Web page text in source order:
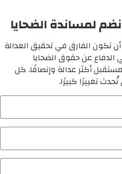
لمساندة الضحايا
تكون الفارق في تحقيق العدالة
الدفاع عن حقوق الضحايا
أكثر عدالة وإنصافًا. كل
تغييرًا كبيرًا.